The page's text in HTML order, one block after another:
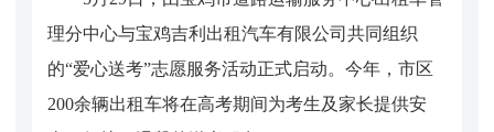
理分中心与宝鸡吉利出租汽车有限公司共同组织
的“爱心送考”志愿服务活动正式启动。今年，市区
200余辆出租车将在高考期间为考生及家长提供安